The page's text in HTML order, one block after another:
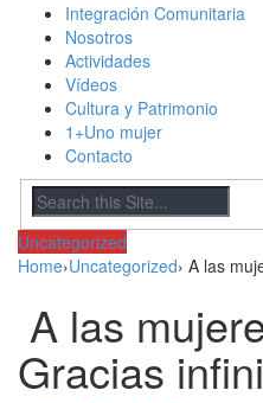
Integración Comunitaria
Nosotros
Actividades
Vídeos
Cultura y Patrimonio
1+Uno mujer
Contacto
Uncategorized
Home›Uncategorized› A las
A las
Gracias